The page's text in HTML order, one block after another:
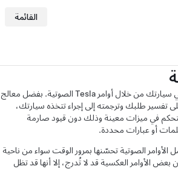
القائمة
استمتع بتحكم أكثر سلاسة في سيارتك من خلال أوامر Tesla الصوتية. بفضل معالج
تفسير طلبك وترجمته إلى إجراء تتخذه سيارتك،
في ميزات معينة وذلك دون قيود صارمة
أو عبارات محددة.
الأوامر الصوتية تحسّنها بمرور الوقت سواء من ناحية
بعض الأوامر العكسية قد لا تُدرج، إلا أنها قد تظل